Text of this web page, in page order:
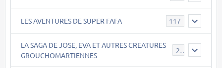
LES AVENTURES DE SUPER FAFA 117
LA SAGA DE JOSE, EVA ET AUTRES CREATURES
GROUCHOMARTIENNES
26